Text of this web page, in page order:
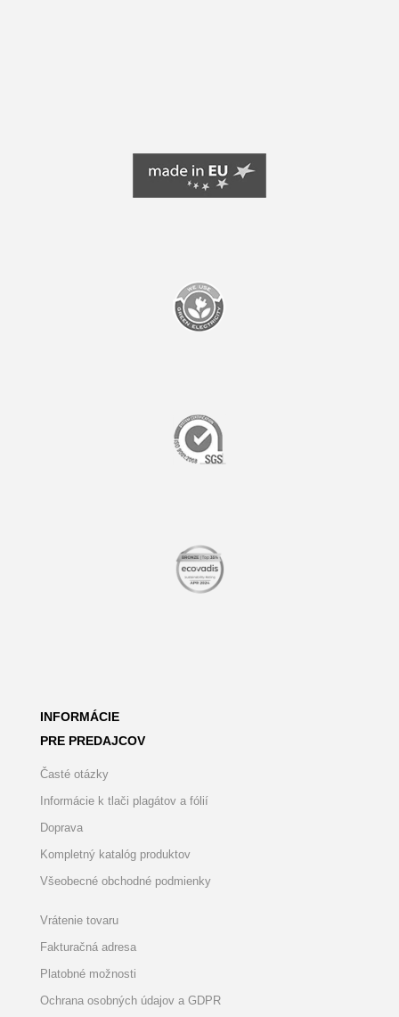
INFORMÁCIE
PRE PREDAJCOV
Časté otázky
Informácie k tlači plagátov a fólií
Doprava
Kompletný katalóg produktov
Všeobecné obchodné podmienky
Vrátenie tovaru
Fakturačná adresa
Platobné možnosti
Ochrana osobných údajov a GDPR